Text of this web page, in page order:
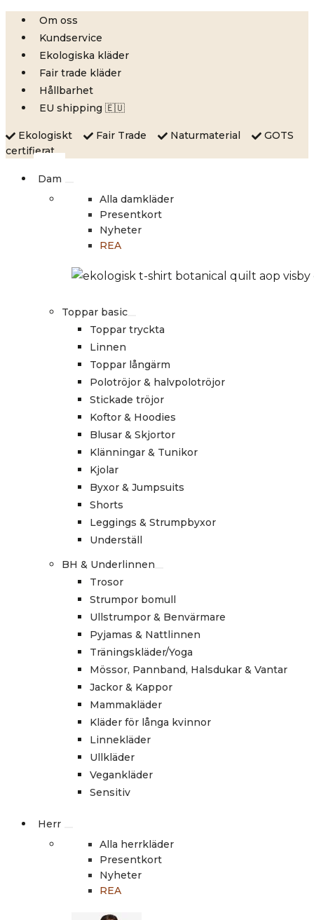
Skip
content
Om oss
Kundservice
Ekologiska kläder
Fair trade kläder
Hållbarhet
EU shipping 🇪🇺
Ekologiskt Fair Trade Naturmaterial
GOTS
certifierat
Dam
Alla damkläder
Presentkort
Nyheter
REA
Toppar basic
Toppar tryckta
Linnen
Toppar långärm
Polotröjor & halvpolotröjor
Stickade tröjor
Koftor & Hoodies
Blusar & Skjortor
Klänningar & Tunikor
Kjolar
Byxor & Jumpsuits
Shorts
Leggings & Strumpbyxor
Underställ
BH & Underlinnen
Trosor
Strumpor bomull
Ullstrumpor & Benvärmare
Pyjamas & Nattlinnen
Träningskläder/Yoga
Mössor, Pannband, Halsdukar & Vantar
Jackor & Kappor
Mammakläder
Kläder för långa kvinnor
Linnekläder
Ullkläder
Vegankläder
Sensitiv
Herr
Alla herrkläder
Presentkort
Nyheter
REA